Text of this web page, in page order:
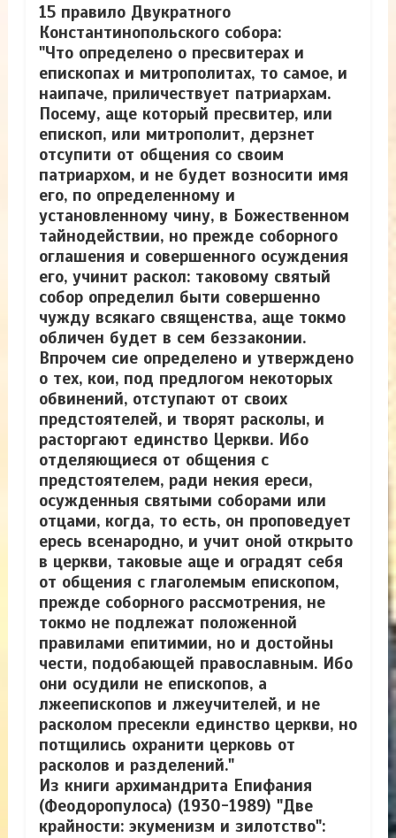
15 правило Двукратного
Константинопольского собора:
"Что определено о пресвитерах и
епископах и митрополитах, то самое, и
наипаче, приличествует патриархам.
Посему, аще который пресвитер, или
епископ, или митрополит, дерзнет
отсупити от общения со своим
патриархом, и не будет возносити имя
его, по определенному и
установленному чину, в Божественном
тайнодействии, но прежде соборного
оглашения и совершенного осуждения
его, учинит раскол: таковому святый
собор определил быти совершенно
чужду всякаго священства, аще токмо
обличен будет в сем беззаконии.
Впрочем сие определено и утверждено
о тех, кои, под предлогом некоторых
обвинений, отступают от своих
предстоятелей, и творят расколы, и
расторгают единство Церкви. Ибо
отделяющиеся от общения с
предстоятелем, ради некия ереси,
осужденныя святыми соборами или
отцами, когда, то есть, он проповедует
ересь всенародно, и учит оной открыто
в церкви,таковые аще и оградят себя
от общения с глаголемым епископом,
прежде соборного рассмотрения, не
токмо не подлежат положенной
правилами епитимии, но и достойны
чести, подобающей православным. Ибо
они осудили не епископов, а
лжеепископов и лжеучителей, и не
расколом пресекли единство церкви, но
потщились охранити церковь от
расколов и разделений."
Из книги архимандрита Епифания
(Феодоропулоса) (1930-1989) "Две
крайности: экуменизм и зилотство":